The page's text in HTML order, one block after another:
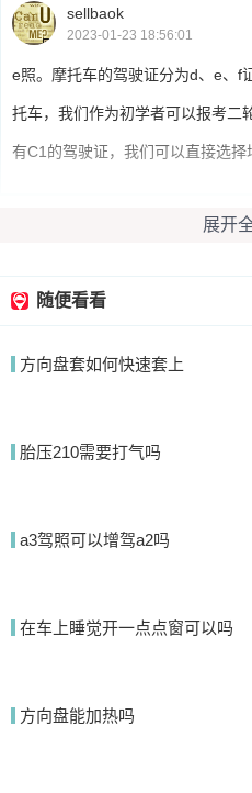
sellbaok
2023-01-23 18:56:01
e照。摩托车的驾驶证分为d、e、f
托车，我们作为初学者可以报考二
有C1的驾驶证，我们可以直接选择
提交
展开
随便看看
方向盘套如何快速套上
胎压210需要打气吗
a3驾照可以增驾a2吗
在车上睡觉开一点点窗可以吗
方向盘能加热吗